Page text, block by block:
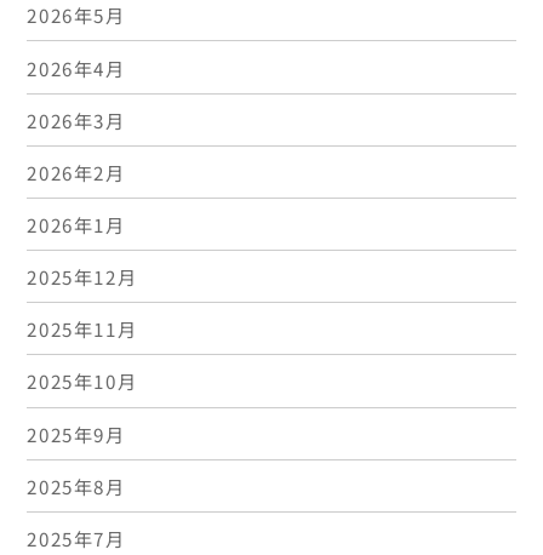
2026年5月
2026年4月
2026年3月
2026年2月
2026年1月
2025年12月
2025年11月
2025年10月
2025年9月
2025年8月
2025年7月